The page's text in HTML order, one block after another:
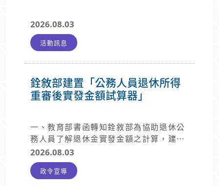
2026.08.03
活動訊息
銓敘部建置「公務人員退休所得
重審後實發金額試算器」
一、教育部書函轉知銓敘部為協助退休公
務人員了解退休金實發金額之計算，建置
「公務人員退休所得重審後實發金額試算
器」，公立學校退休教職員亦可利用。
二、旨揭試算器置於銓敘部全球資訊網站
2026.08.03
政令宣導